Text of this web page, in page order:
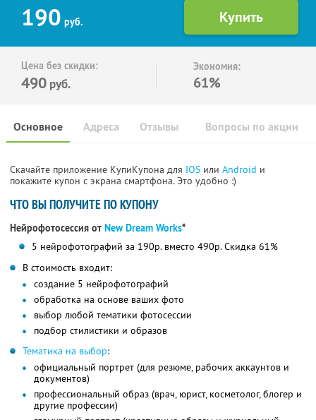
190 руб.
Цена без скидки:
490 руб.
Экономия:
61%
Основное Отзывы Вопросы по акции
Адреса
Скачайте приложение КупиКупона для IOS или Android и
покажите купон с экрана смартфона. Это удобно :)
ЧТО ВЫ ПОЛУЧИТЕ ПО КУПОНУ
Нейрофотосессия от New Dream Works*
5 нейрофотографий за 190р. вместо 490р. Скидка 61%
В стоимость входит:
создание 5 нейрофотографий
обработка на основе ваших фото
выбор любой тематики фотосессии
подбор стилистики и образов
Тематика на выбор:
официальный портрет (для резюме, рабочих аккаунтов и
документов)
профессиональный образ (врач, юрист, косметолог, блогер и
другие профессии)